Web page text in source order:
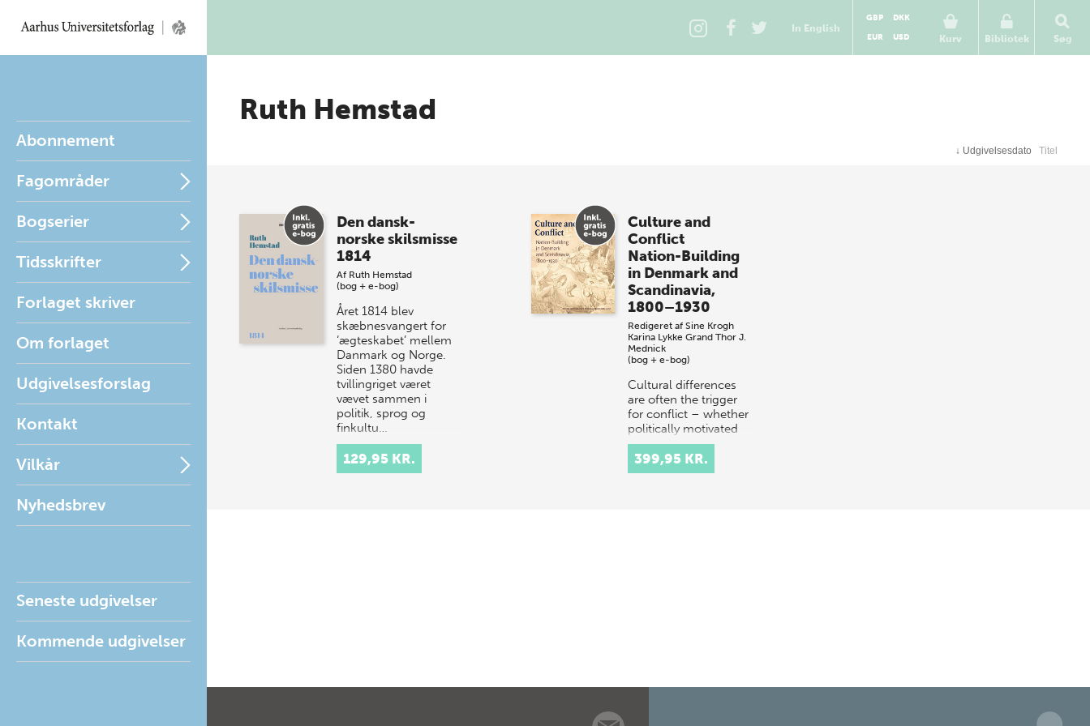
In English
Kurv
GBP
DKK
EUR
USD Bibliotek Søg
Abonnement
Fagområder
Bogserier
Tidsskrifter
Forlaget skriver
Om forlaget
Udgivelsesforslag
Kontakt
Vilkår
Nyhedsbrev
Seneste udgivelser
Kommende udgivelser
Ruth Hemstad
↓ Udgivelsesdato Titel
Den dansk-
norske skilsmisse
1814
Af Ruth Hemstad
(bog + e-bog)
Året 1814 blev
skæbnesvangert for
‘ægteskabet’ mellem
Danmark og Norge.
Siden 1380 havde
tvillingriget været
vævet sammen i
politik, sprog og
finkultu…
129,95 KR.
Culture and
Conflict
Nation-Building
in Denmark and
Scandinavia,
1800–1930
Redigeret af Sine Krogh
Karina Lykke Grand Thor J.
Mednick
(bog + e-bog)
Cultural differences
are often the trigger
for conflict – whether
politically motivated
or arising from
dissonant
understandings of
399,95 KR.